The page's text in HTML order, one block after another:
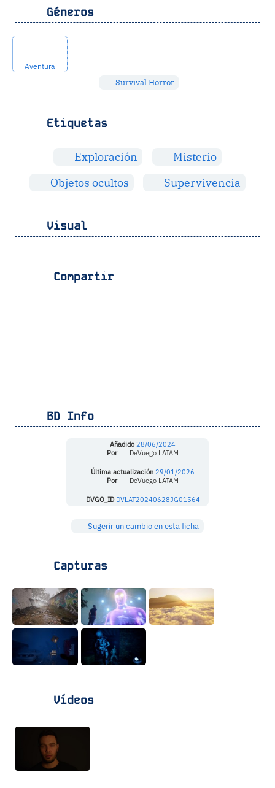
Géneros
Aventura
Survival Horror
Etiquetas
Exploración
Misterio
Objetos ocultos
Supervivencia
Visual
Compartir
BD Info
Añadido 28/06/2024
Por
DeVuego LATAM
Última actualización 29/01/2026
Por
DeVuego LATAM
DVGO_ID DVLAT20240628JG01564
Sugerir un cambio en esta ficha
Capturas
Vídeos